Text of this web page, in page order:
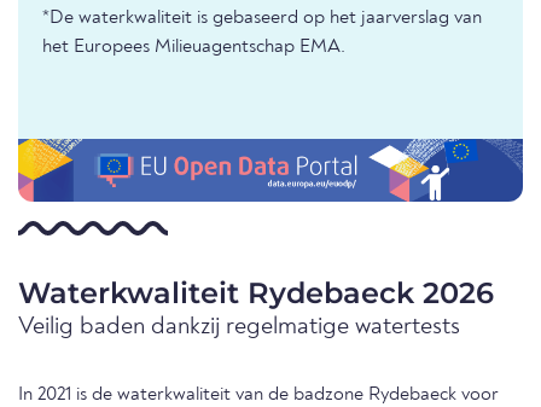
*De waterkwaliteit is gebaseerd op het jaarverslag van
het Europees Milieuagentschap EMA.
Waterkwaliteit Rydebaeck 2026
Veilig baden dankzij regelmatige watertests
In 2021 is de waterkwaliteit van de badzone Rydebaeck voor